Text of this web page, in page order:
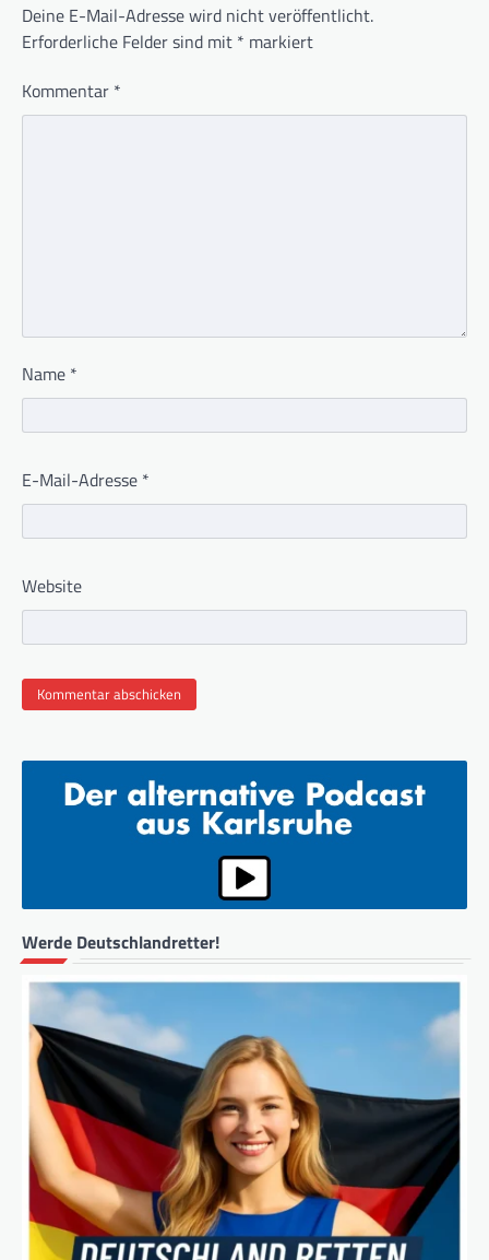
Deine E-Mail-Adresse wird nicht veröffentlicht.
Erforderliche Felder sind mit * markiert
Kommentar *
Name *
E-Mail-Adresse *
Website
Werde Deutschlandretter!